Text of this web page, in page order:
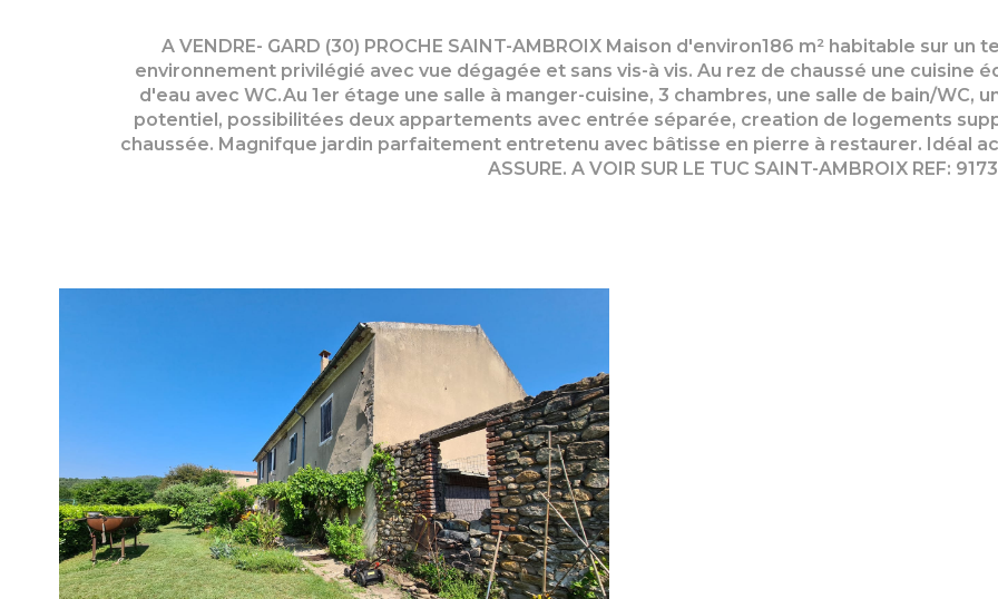
A VENDRE- GARD (30) PROCHE SAINT-AMBROIX Maison d'environ186 m² habitable sur un
environnement privilégié avec vue dégagée et sans vis-à vis. Au rez de chaussé une cuisine
d'eau avec WC.Au 1er étage une salle à manger-cuisine, 3 chambres, une salle de bain/WC,
potentiel, possibilitées deux appartements avec entrée séparée, creation de logements
chaussée. Magnifque jardin parfaitement entretenu avec bâtisse en pierre à restaurer. Idéal
ASSURE. A VOIR SUR LE TUC SAINT-AMBROIX REF: